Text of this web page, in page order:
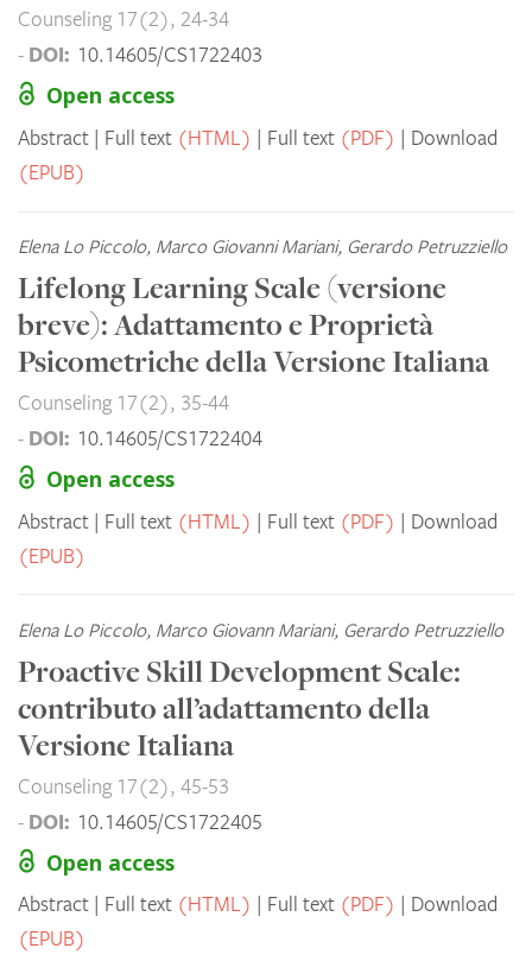
Counseling 17(2), 24-34
- DOI: 10.14605/CS1722403
Open access
Abstract Full text (HTML) Full text (PDF)
Download
(EPUB)
Elena Lo Piccolo, Marco Giovanni Mariani, Gerardo Petruzziello
Lifelong Learning Scale (versione
breve): Adattamento e Proprietà
Psicometriche della Versione Italiana
Counseling 17(2), 35-44
- DOI: 10.14605/CS1722404
Open access
Abstract Full text (HTML) Full text (PDF)
Download
(EPUB)
Elena Lo Piccolo, Marco Giovann Mariani, Gerardo Petruzziello
Proactive Skill Development Scale:
contributo all’adattamento della
Versione Italiana
Counseling 17(2), 45-53
- DOI: 10.14605/CS1722405
Open access
Abstract Full text (HTML) Full text (PDF)
Download
(EPUB)